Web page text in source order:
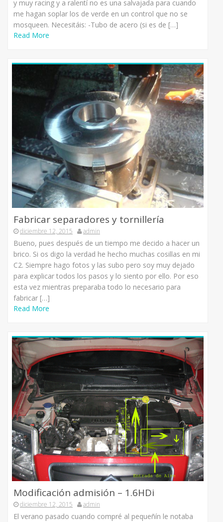
y muy racing y a ralentí no es una salvajada para cuando
me hagan soplar los de verde en un control que no se
mosqueen. Necesitáis: -Tubo de acero (si es de […]
Read More
Fabricar separadores y tornillería
diciembre 12, 2015 admin
Bueno, pues después de un tiempo me decido a hacer un
brico. Si os digo la verdad he hecho muchas cosillas en mi
C2. Siempre hago fotos y las subo pero soy muy dejado
para explicar todos los pasos y lo siento por ello. Por eso
esta vez mientras preparaba todo lo necesario para
fabricar […]
Read More
Modificación admisión – 1.6HDi
diciembre 12, 2015 admin
El verano pasado cuando compré al pequeñín le notaba